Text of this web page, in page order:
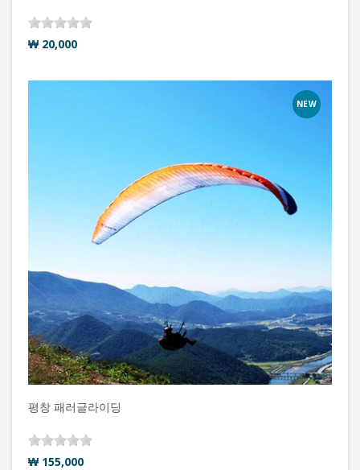
₩ 20,000
NEW
평창 패러글라이딩
₩ 155,000